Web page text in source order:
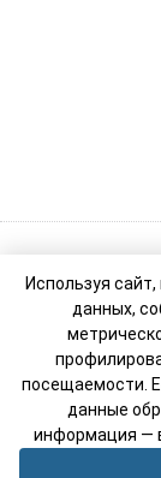
© Компания
2026
Реестровый
Используя
данных,
посещаемости.
данные
информация —